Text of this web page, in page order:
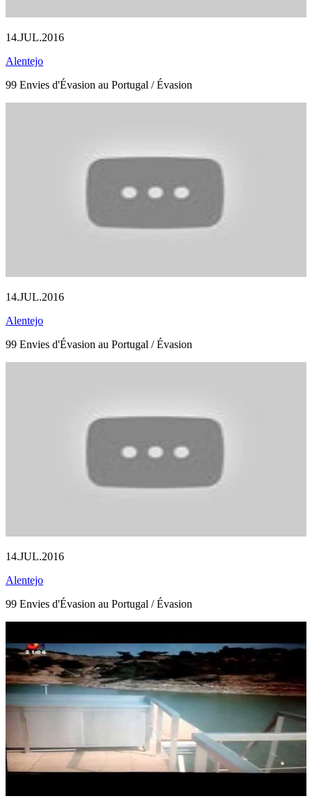
14.JUL.2016
Alentejo
99 Envies d'Évasion au Portugal / Évasion
14.JUL.2016
Alentejo
99 Envies d'Évasion au Portugal / Évasion
14.JUL.2016
Alentejo
99 Envies d'Évasion au Portugal / Évasion